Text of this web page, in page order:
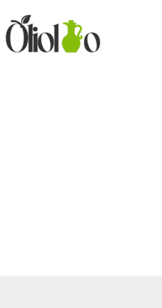
contenido